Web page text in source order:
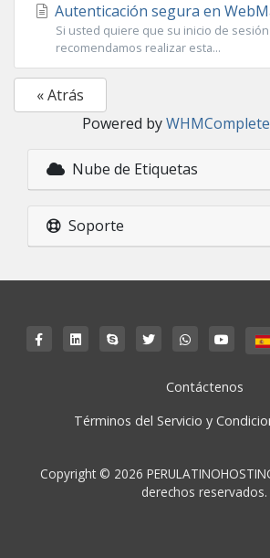
Autenticación segura en
Si usted quiere que su inicio de
recomendamos realizar esta...
« Atrás
Powered by
Nube de Etiquetas
Soporte
Contáctenos
Términos del Servicio y
Copyright © 2026
derechos reservados.